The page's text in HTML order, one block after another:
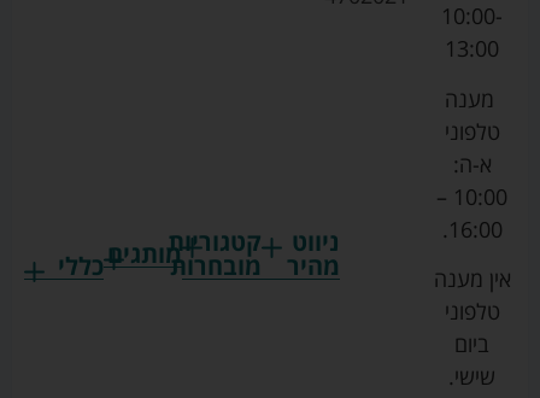
ניווט
מהיר
קטגוריות
מובחרותמותגים
גרקו
כללי
10:00-
13:00
מענה
טלפוני
א-ה:
10:00 –
16:00.
אין מענה
טלפוני
ביום
שישי.